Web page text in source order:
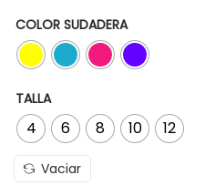
COLOR SUDADERA
TALLA
4 6 8 10 12
Vaciar